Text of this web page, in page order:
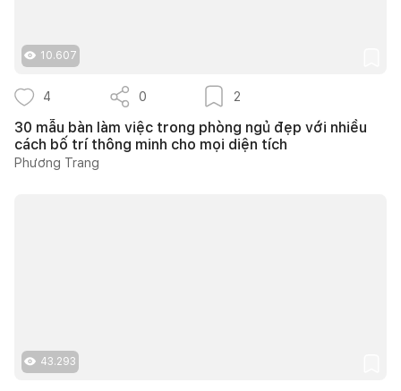
10.607
4 0 2
30 mẫu bàn làm việc trong phòng ngủ đẹp với nhiều
cách bố trí thông minh cho mọi diện tích
Phương Trang
43.293